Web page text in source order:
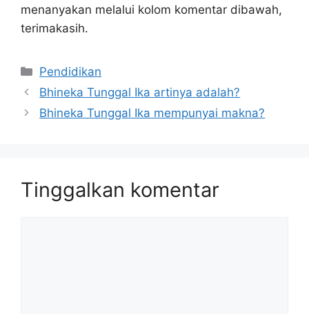
menanyakan melalui kolom komentar dibawah,
terimakasih.
Kategori
Pendidikan
Bhineka Tunggal Ika artinya adalah?
Bhineka Tunggal Ika mempunyai makna?
Tinggalkan komentar